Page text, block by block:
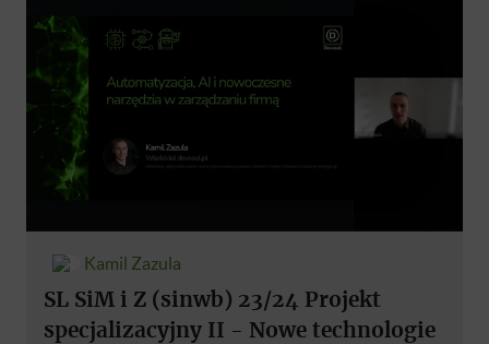
Kamil Zazula
SL SiM i Z (sinwb) 23/24 Projekt
specjalizacyjny II - Nowe technologie